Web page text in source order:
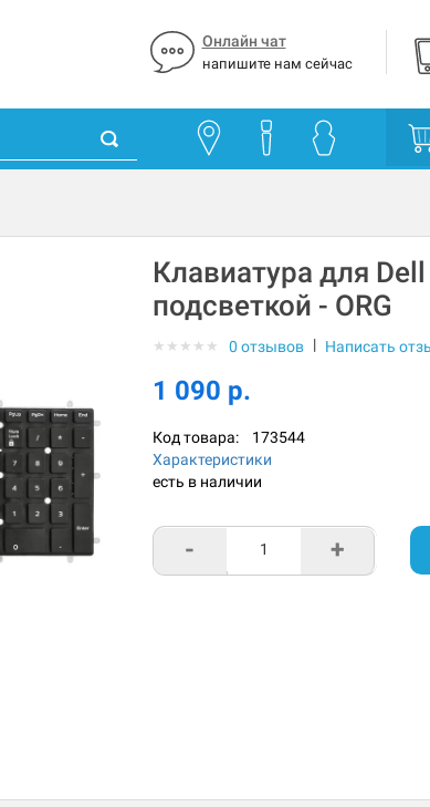
Онлайн чат
напишите нам сейчас
Клавиатура для
подсветкой - ORG
★ ★ ★ ★ ★ 0 отзывов | Написать
1 090 р.
Код товара: 173544
Характеристики
есть в наличии
- +